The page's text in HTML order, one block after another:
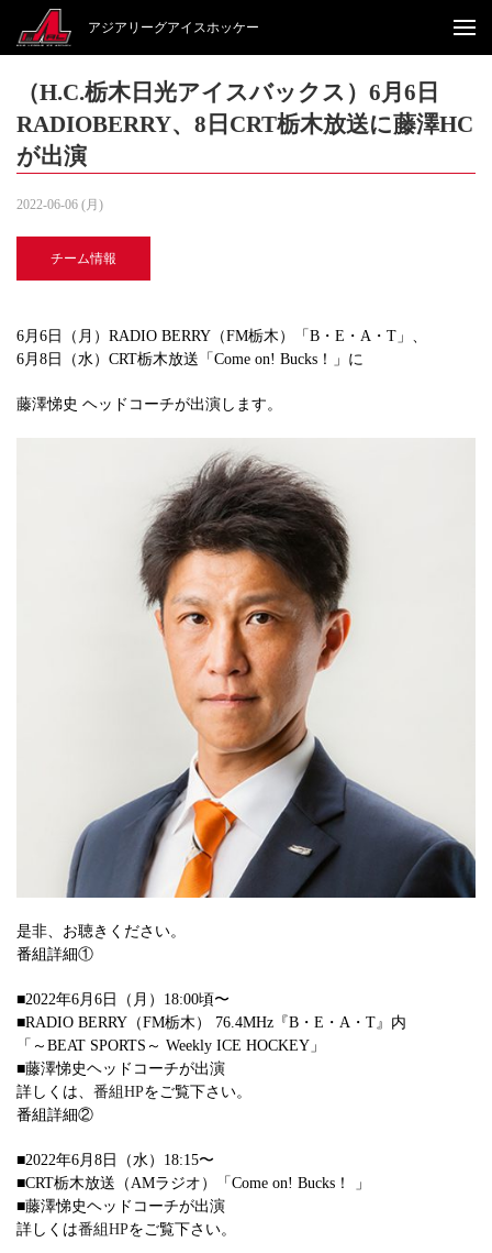
アジアリーグアイスホッケー
（H.C.栃木日光アイスバックス）6月6日
RADIOBERRY、8日CRT栃木放送に藤澤HC
が出演
2022-06-06 (月)
チーム情報
6月6日（月）RADIO BERRY（FM栃木）「B・E・A・T」、
6月8日（水）CRT栃木放送「Come on! Bucks！」に
藤澤悌史 ヘッドコーチが出演します。
是非、お聴きください。
番組詳細①
■2022年6月6日（月）18:00頃〜
■RADIO BERRY（FM栃木） 76.4MHz『B・E・A・T』内
「～BEAT SPORTS～ Weekly ICE HOCKEY」
■藤澤悌史ヘッドコーチが出演
詳しくは、 番組HPをご覧下さい。
番組詳細②
■2022年6月8日（水）18:15〜
■CRT栃木放送（AMラジオ）「Come on! Bucks！ 」
■藤澤悌史ヘッドコーチが出演
詳しくは番組HPをご覧下さい。